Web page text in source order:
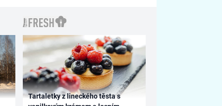
Tartaletky z lineckého těsta s